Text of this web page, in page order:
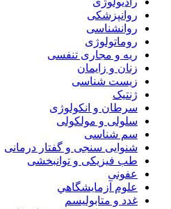
روانپزشکی
روانشناسی
روماتولوژی
ریه و مجاری تنفسی
زنان و زایمان
زیست شناسی
ژنتیک
سرطان و انکولوژی
سلولی و مولکولی
سم شناسی
شنوایی سنجی و گفتار درمانی
طب فیزیکی و توانبخشی
عفونی
علوم آزمايشگاهي
غدد و متابولیسم